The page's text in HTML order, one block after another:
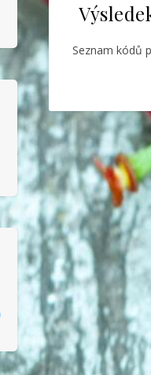
Seznam kódů